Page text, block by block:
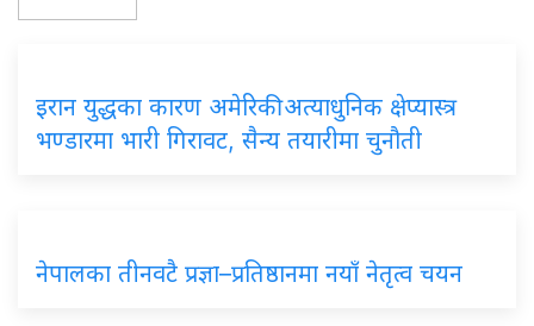
इरान युद्धका कारण अमेरिकी अत्याधुनिक क्षेप्यास्त्र
भण्डारमा भारी गिरावट, सैन्य तयारीमा चुनौती
नेपालका तीनवटै प्रज्ञा–प्रतिष्ठानमा नयाँ नेतृत्व चयन